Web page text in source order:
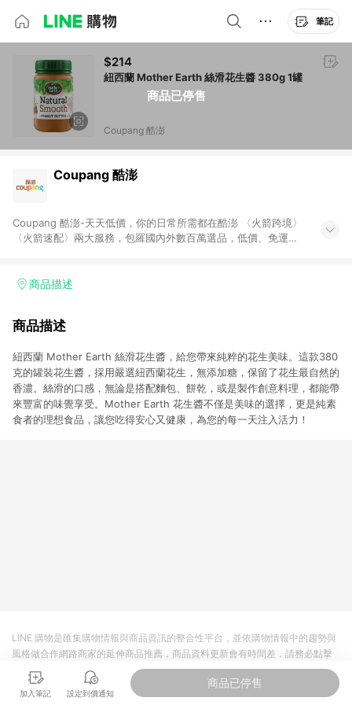
筆記
商品已停售
$214
紐西蘭 Mother Earth 絲滑花生醬 380g 1罐
Coupang 酷澎
Coupang 酷澎
Coupang 酷澎-天天低價，你的日常所需都在酷澎 〈火箭跨境〉
〈火箭速配〉兩大服務，包羅國內外數百萬選品，低價、免運，
加入WOW會員告別湊免運，火箭速配、火箭跨境優質選品不限金
商品描述
商品描述
紐西蘭 Mother Earth 絲滑花生醬，給您帶來純粹的花生美味。這款380
克的罐裝花生醬，採用嚴選紐西蘭花生，無添加糖，保留了花生最自然的
香濃。絲滑的口感，無論是搭配麵包、餅乾，或是製作創意料理，都能帶
來豐富的味覺享受。Mother Earth 花生醬不僅是美味的選擇，更是純素
食者的理想食品，讓您吃得安心又健康，為您的每一天注入活力！
加入筆記 設定到價通知
商品已停售
LINE 購物是匯集購物情報與商品資訊的整合性平台，並依購物情報中的趨勢與
風格做合作網路商家的延伸商品推薦，商品資料更新會有時間差，請務必點擊
商品至各合作網路商家，確認現售價與購物條件，一切資訊以合作廠商網頁為
準。